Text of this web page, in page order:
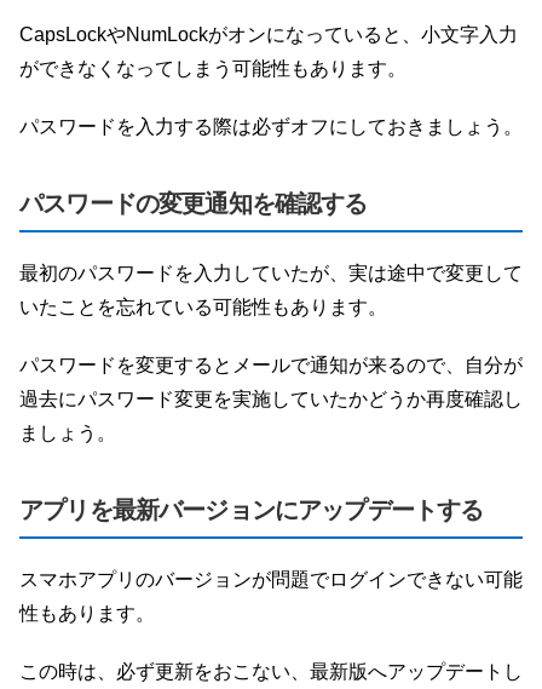
CapsLockやNumLockがオンになっていると、小文字入力
ができなくなってしまう可能性もあります。
パスワードを入力する際は必ずオフにしておきましょう。
パスワードの変更通知を確認する
最初のパスワードを入力していたが、実は途中で変更して
いたことを忘れている可能性もあります。
パスワードを変更するとメールで通知が来るので、自分が
過去にパスワード変更を実施していたかどうか再度確認し
ましょう。
アプリを最新バージョンにアップデートする
スマホアプリのバージョンが問題でログインできない可能
性もあります。
この時は、必ず更新をおこない、最新版へアップデートし